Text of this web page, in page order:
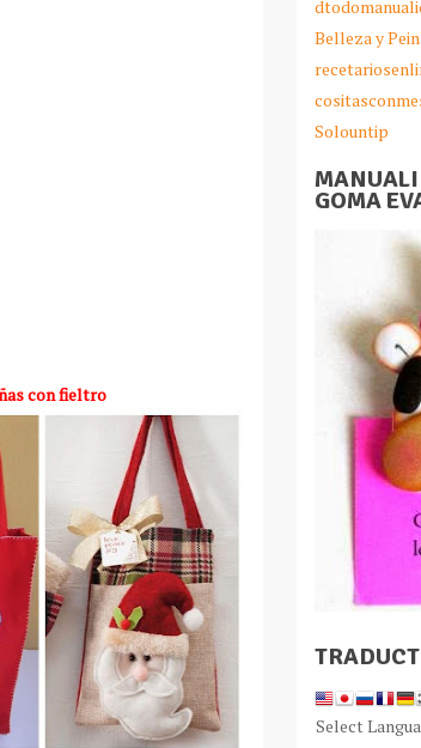
con fieltro
Belleza y
Solountip
GOMA
Select